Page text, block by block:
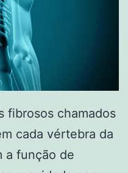
fibrosos chamados
cada vértebra da
a função de